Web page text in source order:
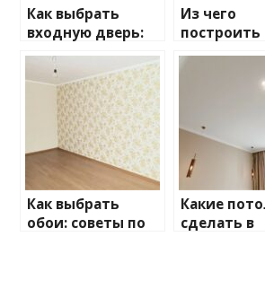
Как выбрать
входную дверь:
ключевые
моменты, на
которые стоит
обратить
внимание
Из чего
построить
дачный
Как выбрать
обои: советы по
Какие
сделать в